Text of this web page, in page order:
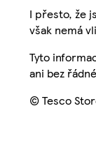
I přesto, že
však nemá
Tyto
ani bez
© Tesco